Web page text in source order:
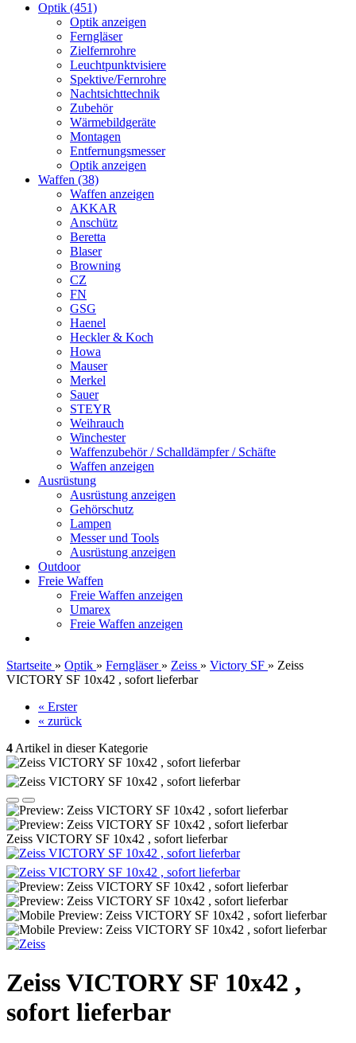
Optik (451)
Optik anzeigen
Ferngläser
Zielfernrohre
Leuchtpunktvisiere
Spektive/Fernrohre
Nachtsichttechnik
Zubehör
Wärmebildgeräte
Montagen
Entfernungsmesser
Optik anzeigen
Waffen (38)
Waffen anzeigen
AKKAR
Anschütz
Beretta
Blaser
Browning
CZ
FN
GSG
Haenel
Heckler & Koch
Howa
Mauser
Merkel
Sauer
STEYR
Weihrauch
Winchester
Waffenzubehör / Schalldämpfer / Schäfte
Waffen anzeigen
Ausrüstung
Ausrüstung anzeigen
Gehörschutz
Lampen
Messer und Tools
Ausrüstung anzeigen
Outdoor
Freie Waffen
Freie Waffen anzeigen
Umarex
Freie Waffen anzeigen
Startseite » Optik » Ferngläser » Zeiss » Victory SF » Zeiss
VICTORY SF 10x42 , sofort lieferbar
« Erster
« zurück
4 Artikel in dieser Kategorie
Zeiss VICTORY SF 10x42 , sofort lieferbar
Zeiss VICTORY SF 10x42 ,
sofort lieferbar